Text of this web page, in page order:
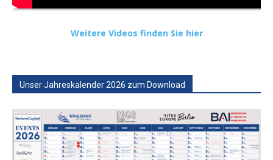
Weitere Videos finden Sie hier
Unser Jahreskalender 2026 zum Download